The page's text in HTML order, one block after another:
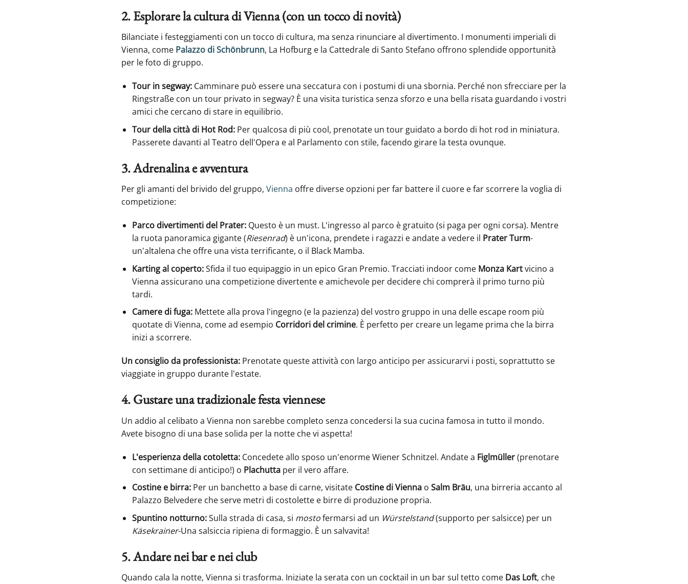
2. Esplorare la cultura di Vienna (con un tocco di novità)
Bilanciate i festeggiamenti con un tocco di cultura, ma senza rinunciare al divertimento. I monumenti imperiali di
Vienna, come Palazzo di Schönbrunn, La Hofburg e la Cattedrale di Santo Stefano offrono splendide opportunità
per le foto di gruppo.
Tour in segway:Camminare può essere una seccatura con i postumi di una sbornia. Perché non sfrecciare per la
Ringstraße con un tour privato in segway? È una visita turistica senza sforzo e una bella risata guardando i vostri
amici che cercano di stare in equilibrio.
Tour della città di Hot Rod:Per qualcosa di più cool, prenotate un tour guidato a bordo di hot rod in miniatura.
Passerete davanti al Teatro dell'Opera e al Parlamento con stile, facendo girare la testa ovunque.
3. Adrenalina e avventura
Per gli amanti del brivido del gruppo, Vienna offre diverse opzioni per far battere il cuore e far scorrere la voglia di
competizione:
Parco divertimenti del Prater:Questo è un must. L'ingresso al parco è gratuito (si paga per ogni corsa). Mentre
la ruota panoramica gigante (Riesenrad) è un'icona, prendete i ragazzi e andate a vedere il Prater Turm-
un'altalena che offre una vista terrificante, o il Black Mamba.
Karting al coperto:Sfida il tuo equipaggio in un epico Gran Premio. Tracciati indoor come Monza Kartvicino a
Vienna assicurano una competizione divertente e amichevole per decidere chi comprerà il primo turno più
tardi.
Camere di fuga:Mettete alla prova l'ingegno (e la pazienza) del vostro gruppo in una delle escape room più
quotate di Vienna, come ad esempio Corridori del crimine. È perfetto per creare un legame prima che la birra
inizi a scorrere.
Un consiglio da professionista: Prenotate queste attività con largo anticipo per assicurarvi i posti, soprattutto se
viaggiate in gruppo durante l'estate.
4. Gustare una tradizionale festa viennese
Un addio al celibato a Vienna non sarebbe completo senza concedersi la sua cucina famosa in tutto il mondo.
Avete bisogno di una base solida per la notte che vi aspetta!
L'esperienza della cotoletta:Concedete allo sposo un'enorme Wiener Schnitzel. Andate a Figlmüller(prenotare
con settimane di anticipo!) o Plachuttaper il vero affare.
Costine e birra:Per un banchetto a base di carne, visitate Costine di Viennao Salm Bräu, una birreria accanto al
Palazzo Belvedere che serve metri di costolette e birre di produzione propria.
Spuntino notturno:Sulla strada di casa, si mostofermarsi ad un Würstelstand(supporto per salsicce) per un
Käsekrainer-Una salsiccia ripiena di formaggio. È un salvavita!
5. Andare nei bar e nei club
Quando cala la notte, Vienna si trasforma. Iniziate la serata con un cocktail in un bar sul tetto come Das Loft, che